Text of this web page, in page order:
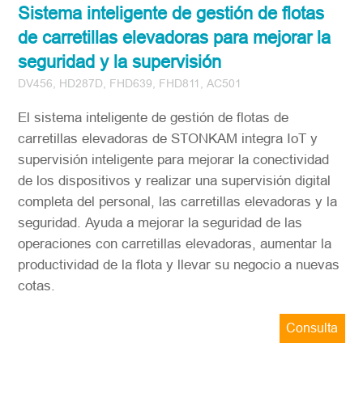
Sistema inteligente de gestión de flotas
de carretillas elevadoras para mejorar la
seguridad y la supervisión
DV456, HD287D, FHD639, FHD811, AC501
El sistema inteligente de gestión de flotas de
carretillas elevadoras de STONKAM integra IoT y
supervisión inteligente para mejorar la conectividad
de los dispositivos y realizar una supervisión digital
completa del personal, las carretillas elevadoras y la
seguridad. Ayuda a mejorar la seguridad de las
operaciones con carretillas elevadoras, aumentar la
productividad de la flota y llevar su negocio a nuevas
cotas.
Consulta